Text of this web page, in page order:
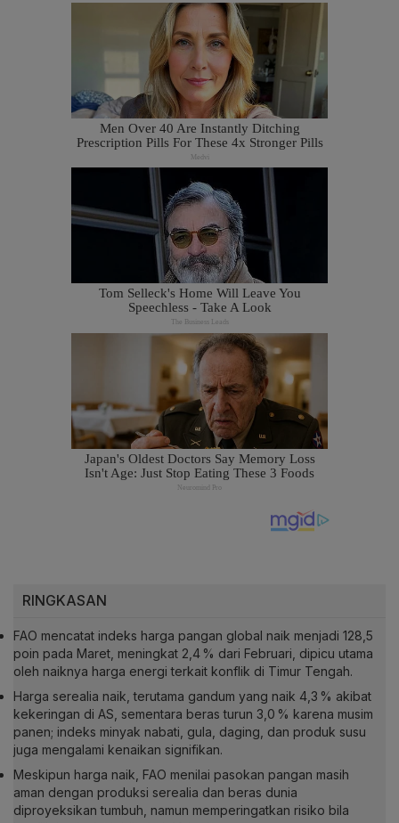
RINGKASAN
FAO mencatat indeks harga pangan global naik menjadi 128,5
poin pada Maret, meningkat 2,4 % dari Februari, dipicu utama
oleh naiknya harga energi terkait konflik di Timur Tengah.
Harga serealia naik, terutama gandum yang naik 4,3 % akibat
kekeringan di AS, sementara beras turun 3,0 % karena musim
panen; indeks minyak nabati, gula, daging, dan produk susu
juga mengalami kenaikan signifikan.
Meskipun harga naik, FAO menilai pasokan pangan masih
aman dengan produksi serealia dan beras dunia
diproyeksikan tumbuh, namun memperingatkan risiko bila